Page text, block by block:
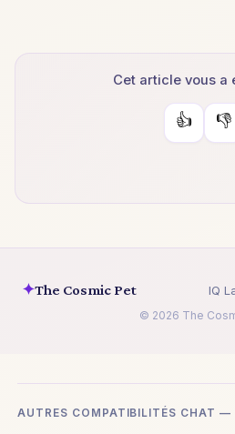
Cet article vous a
👍 👎
✦The Cosmic Pet IQ
© 2026 The
AUTRES COMPATIBILITÉS CHAT —